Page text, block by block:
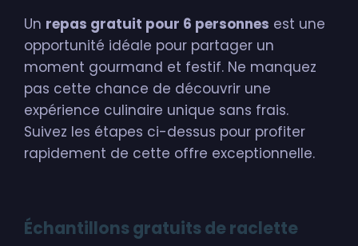
Un repas gratuit pour 6 personnes est une
opportunité idéale pour partager un
moment gourmand et festif. Ne manquez
pas cette chance de découvrir une
expérience culinaire unique sans frais.
Suivez les étapes ci-dessus pour profiter
rapidement de cette offre exceptionnelle.
Échantillons gratuits de raclette